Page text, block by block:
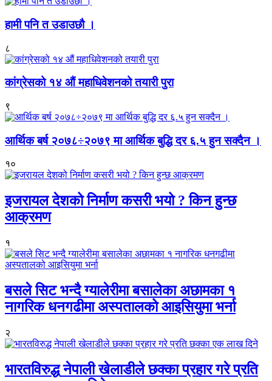
हामी पनि त उडाउछौ ।
८
कांग्रेसको १४ औं महाधिवेशनको तयारी पुरा
९
आर्थिक बर्ष २०७८÷२०७९ मा आर्थिक बुद्धि दर ६.५ हुन सक्दैन ।
१०
इजरायल देशको निर्माण कसरी भयो ? किन हुन्छ
आक्रमण
१
बसले सिट भन्दै ग्यालेरीमा बसालेका अछामका १
नागरिक धनगढीमा अस्पतालको आइसियुमा भर्ना
२
भारतविरुद्ध नेपाली खेलाडीले छक्का प्रहार गरे प्रति